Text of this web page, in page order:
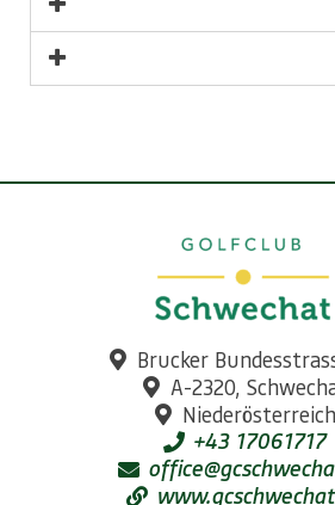
Brucker
A-2320,
Niederösterreich
+43 17061717